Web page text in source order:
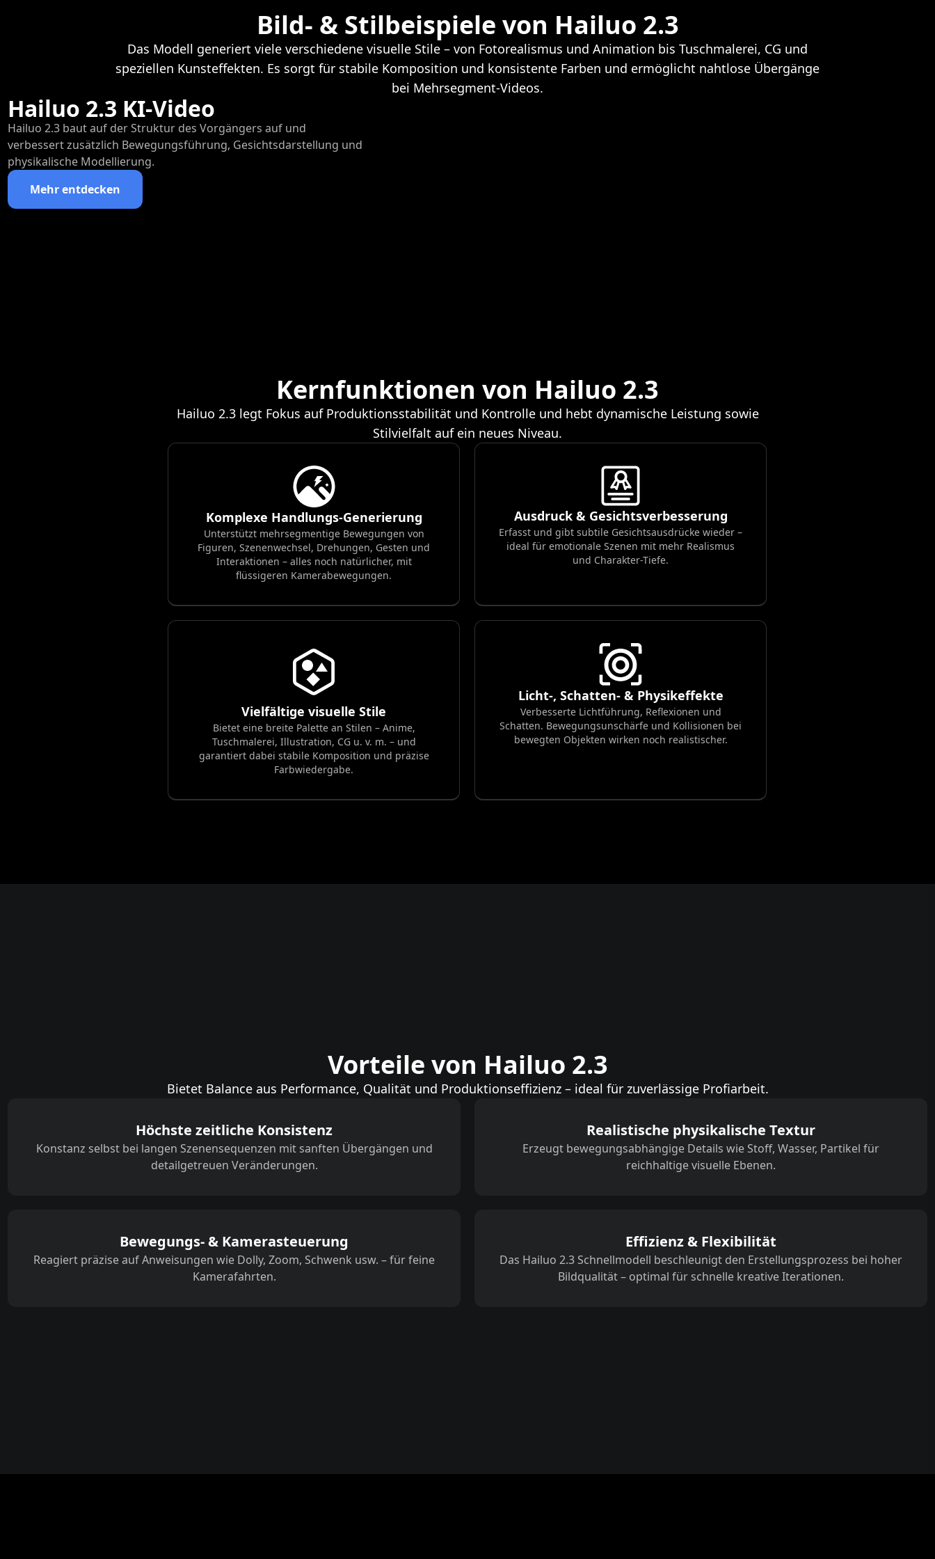
Bild- & Stilbeispiele von Hailuo 2.3
Das Modell generiert viele verschiedene visuelle Stile – von Fotorealismus und Animation bis Tuschmalerei, CG und
speziellen Kunsteffekten. Es sorgt für stabile Komposition und konsistente Farben und ermöglicht nahtlose Übergänge
bei Mehrsegment-Videos.
Hailuo 2.3 KI-Video
Hailuo 2.3 baut auf der Struktur des Vorgängers auf und
verbessert zusätzlich Bewegungsführung, Gesichtsdarstellung und
physikalische Modellierung.
Mehr entdecken
Kernfunktionen von Hailuo 2.3
Hailuo 2.3 legt Fokus auf Produktionsstabilität und Kontrolle und hebt dynamische Leistung sowie
Stilvielfalt auf ein neues Niveau.
Komplexe Handlungs-Generierung
Unterstützt mehrsegmentige Bewegungen von
Figuren, Szenenwechsel, Drehungen, Gesten und
Interaktionen – alles noch natürlicher, mit
flüssigeren Kamerabewegungen.
Ausdruck & Gesichtsverbesserung
Erfasst und gibt subtile Gesichtsausdrücke wieder –
ideal für emotionale Szenen mit mehr Realismus
und Charakter-Tiefe.
Vielfältige visuelle Stile
Bietet eine breite Palette an Stilen – Anime,
Tuschmalerei, Illustration, CG u. v. m. – und
garantiert dabei stabile Komposition und präzise
Farbwiedergabe.
Licht-, Schatten- & Physikeffekte
Verbesserte Lichtführung, Reflexionen und
Schatten. Bewegungsunschärfe und Kollisionen bei
bewegten Objekten wirken noch realistischer.
Vorteile von Hailuo 2.3
Bietet Balance aus Performance, Qualität und Produktionseffizienz – ideal für zuverlässige Profiarbeit.
Höchste zeitliche Konsistenz
Konstanz selbst bei langen Szenensequenzen mit sanften Übergängen und
detailgetreuen Veränderungen.
Realistische physikalische Textur
Erzeugt bewegungsabhängige Details wie Stoff, Wasser, Partikel für
reichhaltige visuelle Ebenen.
Bewegungs- & Kamerasteuerung
Reagiert präzise auf Anweisungen wie Dolly, Zoom, Schwenk usw. – für feine
Kamerafahrten.
Effizienz & Flexibilität
Das Hailuo 2.3 Schnellmodell beschleunigt den Erstellungsprozess bei hoher
Bildqualität – optimal für schnelle kreative Iterationen.